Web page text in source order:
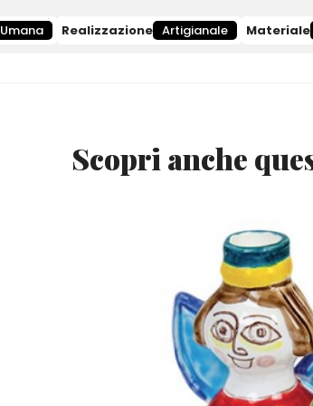
Umana Realizzazione Artigianale Materiale
Scopri anche